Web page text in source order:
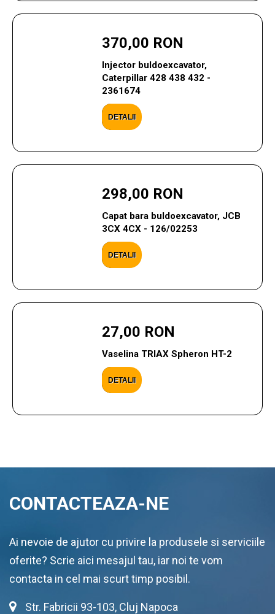
370,00 RON
Injector buldoexcavator,
Caterpillar 428 438 432 -
2361674
DETALII
298,00 RON
Capat bara buldoexcavator, JCB
3CX 4CX - 126/02253
DETALII
27,00 RON
Vaselina TRIAX Spheron HT-2
DETALII
CONTACTEAZA-NE
Ai nevoie de ajutor cu privire la produsele si serviciile
oferite? Scrie aici mesajul tau, iar noi te vom
contacta in cel mai scurt timp posibil.
Str. Fabricii 93-103, Cluj Napoca